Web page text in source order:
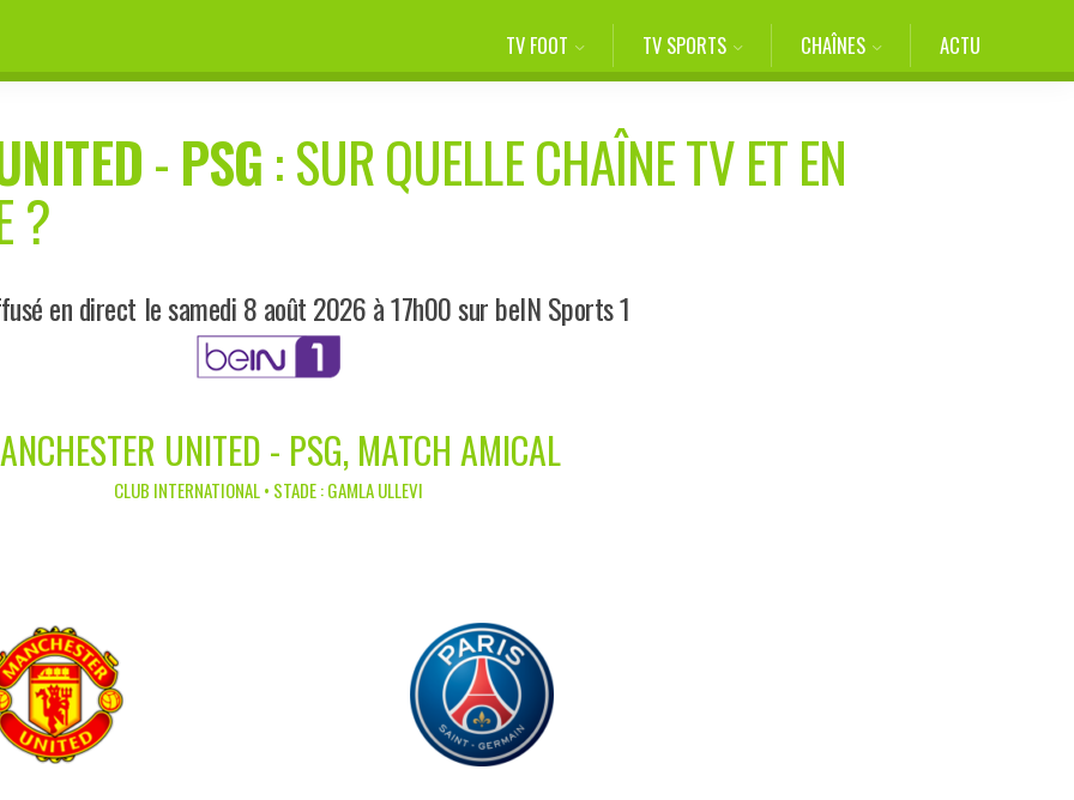
TV FOOT TV SPORTS CHAÎNES ACTU
-PSG: SUR QUELLE CHAÎNE TV ET EN
?
en direct le samedi 8 août 2026 à 17h00 sur beIN Sports 1
UNITED - PSG, MATCH AMICAL
CLUB INTERNATIONAL • STADE : GAMLA ULLEVI